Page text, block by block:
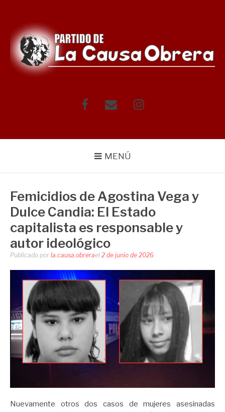
contenido
FacebookCorreo Instagram
MENÚ
Femicidios de Agostina Vega y
Dulce Candia: El Estado
capitalista es responsable y
autor ideológico
Publicado por la.causa.obrerael 2 de junio de 2026
Nuevamente otros dos casos de mujeres asesinadas